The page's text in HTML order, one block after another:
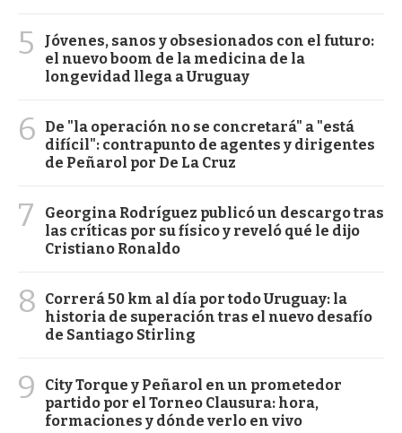
5
Jóvenes, sanos y obsesionados con el futuro:
el nuevo boom de la medicina de la
longevidad llega a Uruguay
6
De "la operación no se concretará" a "está
difícil": contrapunto de agentes y dirigentes
de Peñarol por De La Cruz
7
Georgina Rodríguez publicó un descargo tras
las críticas por su físico y reveló qué le dijo
Cristiano Ronaldo
8
Correrá 50 km al día por todo Uruguay: la
historia de superación tras el nuevo desafío
de Santiago Stirling
9
City Torque y Peñarol en un prometedor
partido por el Torneo Clausura: hora,
formaciones y dónde verlo en vivo